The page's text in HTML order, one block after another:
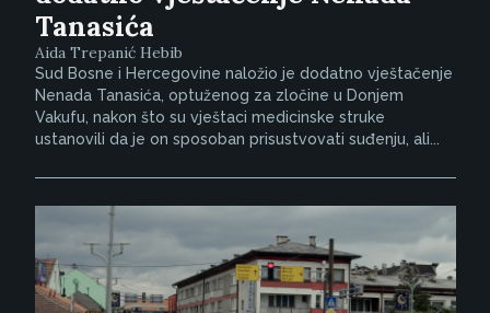
Tanasića
Aida Trepanić Hebib
Sud Bosne i Hercegovine naložio je dodatno vještačenje
Nenada Tanasića, optuženog za zločine u Donjem
Vakufu, nakon što su vještaci medicinske struke
ustanovili da je on sposoban prisustvovati suđenju, ali...